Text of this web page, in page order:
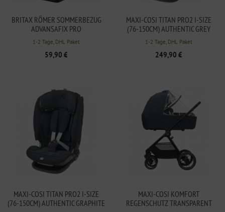
BRITAX RÖMER SOMMERBEZUG
ADVANSAFIX PRO
1-2 Tage, DHL Paket
59,90 €
MAXI-COSI TITAN PRO2 I-SIZE
(76-150CM) AUTHENTIC GREY
1-2 Tage, DHL Paket
249,90 €
MAXI-COSI TITAN PRO2 I-SIZE
(76-150CM) AUTHENTIC GRAPHITE
MAXI-COSI KOMFORT
REGENSCHUTZ TRANSPARENT